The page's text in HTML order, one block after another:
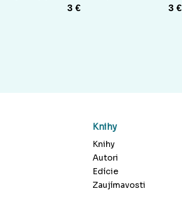
3 € 3 €
Knihy
Knihy
Autori
Edície
Zaujímavosti